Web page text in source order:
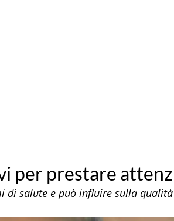
per prestare
di salute e può influire sulla